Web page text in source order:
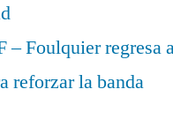
– Foulquier regresa
reforzar la banda